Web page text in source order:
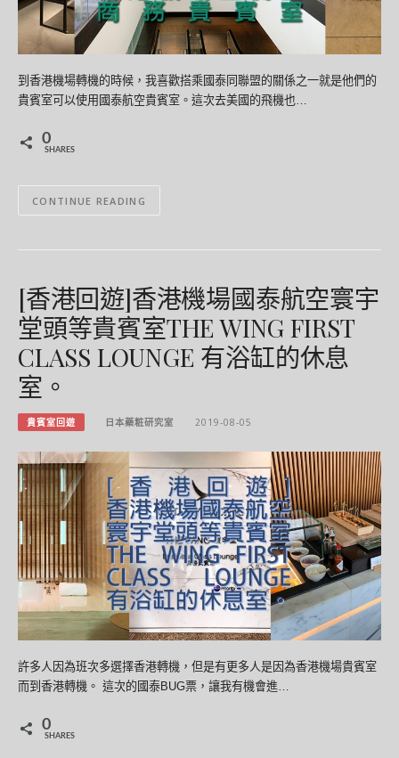
到香港機場轉機的時候，我喜歡搭乘國泰同聯盟的關係之一就是他們的
貴賓室可以使用國泰航空貴賓室。這次去美國的飛機也…
0
SHARES
CONTINUE READING
[香港回遊]香港機場國泰航空寰宇
堂頭等貴賓室THE WING FIRST
CLASS LOUNGE 有浴缸的休息
室。
貴賓室回遊 日本藥粧研究室 2019-08-05
許多人因為班次多選擇香港轉機，但是有更多人是因為香港機場貴賓室
而到香港轉機。 這次的國泰BUG票，讓我有機會進…
0
SHARES